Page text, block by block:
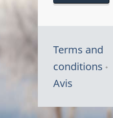
Terms and
conditions
Avis